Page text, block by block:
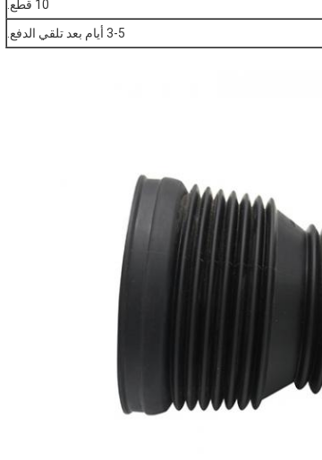
10 قطع.
3-5 أيام بعد تلقي الدفع.